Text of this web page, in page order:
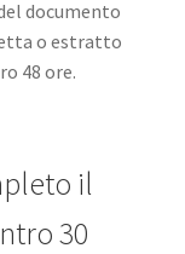
documento
o estratto
48 ore.
il
30